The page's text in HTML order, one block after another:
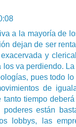
a la mayoría de
dejan de ser
y
va perdiendo.
pues todo lo
de
tiempo
están
lobbys, las